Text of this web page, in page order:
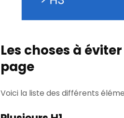
Les choses à
page
Voici la liste des différents